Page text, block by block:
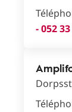
- 052